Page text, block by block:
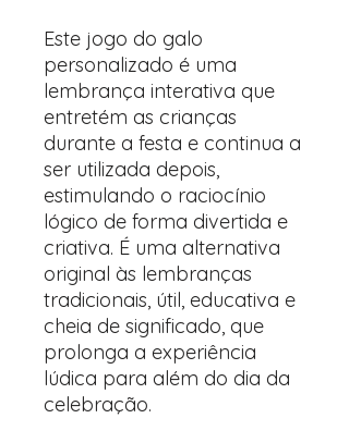
Este jogo do galo
personalizado é uma
lembrança interativa que
entretém as crianças
durante a festa e continua a
ser utilizada depois,
estimulando o raciocínio
lógico de forma divertida e
criativa. É uma alternativa
original às lembranças
tradicionais, útil, educativa e
cheia de significado, que
prolonga a experiência
lúdica para além do dia da
celebração.